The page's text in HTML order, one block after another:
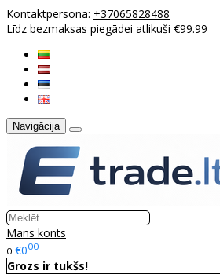
Kontaktpersona: +37065828488
Līdz bezmaksas piegādei atlikuši €99.99
Navigācija
Mans konts
0 €000
Grozs ir tukšs!